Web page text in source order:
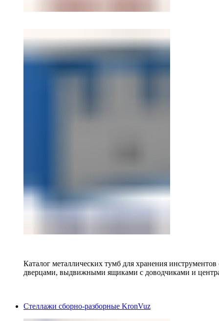
Каталог металлических тумб для хранения
дверцами, выдвижными ящиками с доводчиками и
Стеллажи сборно-разборные KronVuz